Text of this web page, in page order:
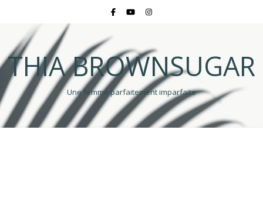
THIA BROWNSUGAR
Une femme parfaitement imparfaite